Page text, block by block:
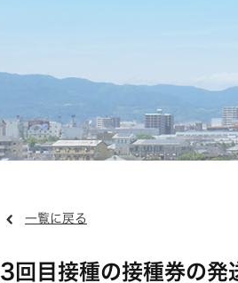
一覧に戻る
3回目接種の接種券の発